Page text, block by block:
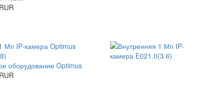
Мп IP-камера Optimus
оборудование Optimus